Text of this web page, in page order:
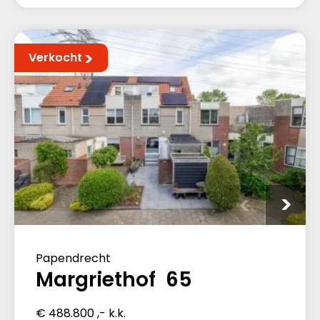
Verkocht
Papendrecht
Margriethof 65
€ 488.800 ,- k.k.